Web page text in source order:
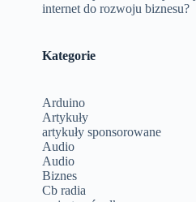
internet do rozwoju biznesu?
Kategorie
Arduino
Artykuły
artykuły sponsorowane
Audio
Audio
Biznes
Cb radia